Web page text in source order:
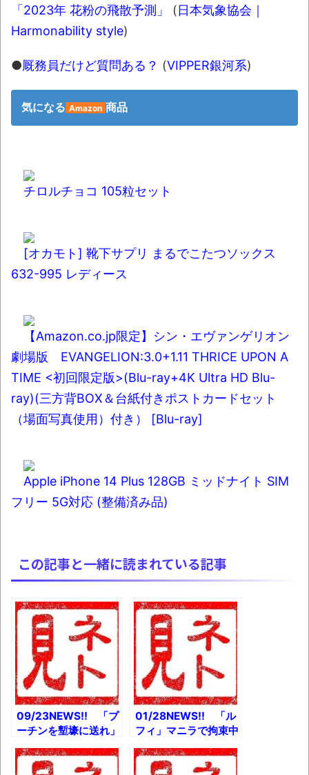
「2023年 花粉の飛散予測」 (日本気象協会｜
Harmonability style)
●厩務員だけど質問ある？ (VIPPER銀河系)
気になる Amazon 商品
チロルチョコ 105粒セット
[オカモト] 靴下サプリ まるでこたつソックス
632-995 レディース
【Amazon.co.jp限定】シン・エヴァンゲリオン
劇場版 EVANGELION:3.0+1.11 THRICE UPON A
TIME <初回限定版>(Blu-ray+4K Ultra HD Blu-
ray)(三方背BOX＆台紙付きポストカードセット
（場面写真使用）付き） [Blu-ray]
Apple iPhone 14 Plus 128GB ミッドナイト SIM
フリー 5G対応 (整備済み品)
この記事と一緒に読まれている記事
09/23NEWS!! 「プ
ーチンを塹壕に送れ」
ロシア各地で抗議デモ
とか 韓国大統領、カ
01/28NEWS!! 「ル
フィ」マニラで拘束中
とか デヴィ夫人、ガ
チで無敵すぎるｗと